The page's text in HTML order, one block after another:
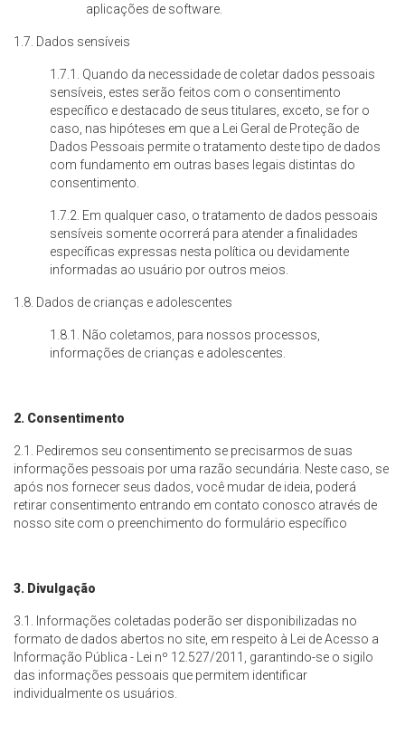
aplicações de software.
1.7. Dados sensíveis
1.7.1. Quando da necessidade de coletar dados pessoais
sensíveis, estes serão feitos com o consentimento
específico e destacado de seus titulares, exceto, se for o
caso, nas hipóteses em que a Lei Geral de Proteção de
Dados Pessoais permite o tratamento deste tipo de dados
com fundamento em outras bases legais distintas do
consentimento.
1.7.2. Em qualquer caso, o tratamento de dados pessoais
sensíveis somente ocorrerá para atender a finalidades
específicas expressas nesta política ou devidamente
informadas ao usuário por outros meios.
1.8. Dados de crianças e adolescentes
1.8.1. Não coletamos, para nossos processos,
informações de crianças e adolescentes.
2. Consentimento
2.1. Pediremos seu consentimento se precisarmos de suas
informações pessoais por uma razão secundária. Neste caso, se
após nos fornecer seus dados, você mudar de ideia, poderá
retirar consentimento entrando em contato conosco através de
nosso site com o preenchimento do formulário específico
3. Divulgação
3.1. Informações coletadas poderão ser disponibilizadas no
formato de dados abertos no site, em respeito à Lei de Acesso a
Informação Pública - Lei nº 12.527/2011, garantindo-se o sigilo
das informações pessoais que permitem identificar
individualmente os usuários.